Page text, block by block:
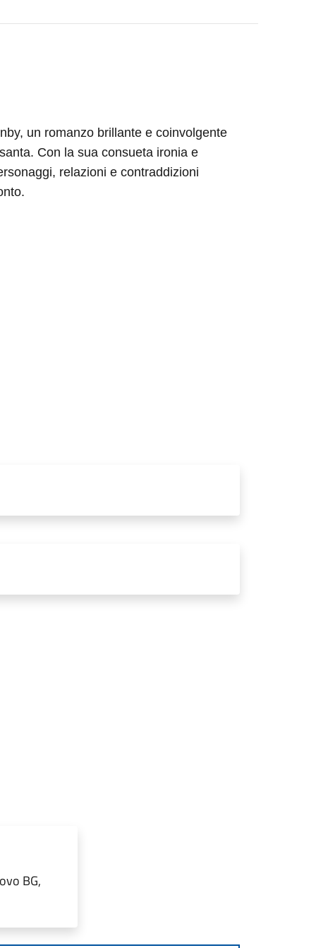
, un romanzo brillante e coinvolgente
Con la sua consueta ironia e
relazioni e contraddizioni
BG,